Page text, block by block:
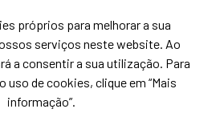
próprios para melhorar a sua
serviços neste website. Ao
a consentir a sua utilização. Para
uso de cookies, clique em “Mais
informação”.